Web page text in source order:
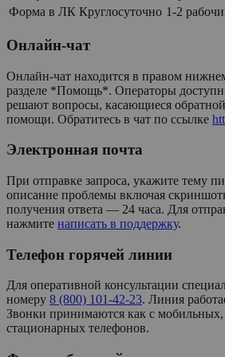
Форма в ЛК Круглосуточно 1-2
Онлайн-чат
Онлайн-чат находится в правом
разделе *Помощь*. Операторы
решают вопросы, касающиеся обратной
помощи. Обратитесь в чат по ссылке
Электронная почта
При отправке запроса, укажите тему
описание проблемы включая
получения ответа — 24 часа. Для
нажмите написать в поддержку.
Телефон горячей линии
Для оперативной консультации
номеру 8 (800) 101-42-23. Линия
Звонки принимаются как с мобильных,
стационарных телефонов.